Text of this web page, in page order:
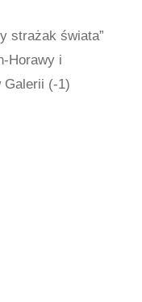
strażak świata”
Horawy i
Galerii (-1)